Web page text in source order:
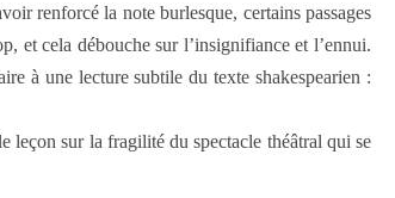
renforcé la note burlesque, certains passages
et cela débouche sur l’insignifiance et l’ennui.
à une lecture subtile du texte shakespearien :
leçon sur la fragilité du spectacle théâtral qui se